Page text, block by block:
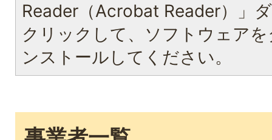
Reader（Acrobat Reader）」
クリックして、ソフトウェア
ンストールしてください。